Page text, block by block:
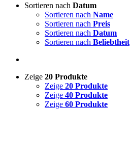
Sortieren nach Datum
Sortieren nach Name
Sortieren nach Preis
Sortieren nach Datum
Sortieren nach Beliebtheit
Zeige 20 Produkte
Zeige 20 Produkte
Zeige 40 Produkte
Zeige 60 Produkte